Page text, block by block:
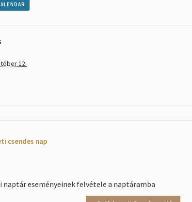
12.
csendes nap
naptár eseményeinek felvétele a naptáramba